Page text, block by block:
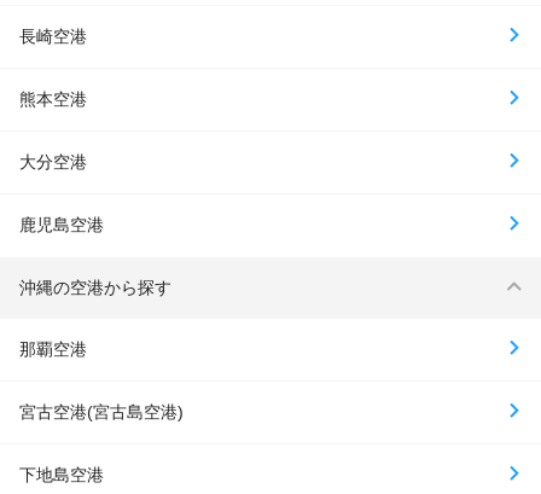
長崎空港
熊本空港
大分空港
鹿児島空港
沖縄の空港から探す
那覇空港
宮古空港(宮古島空港)
下地島空港